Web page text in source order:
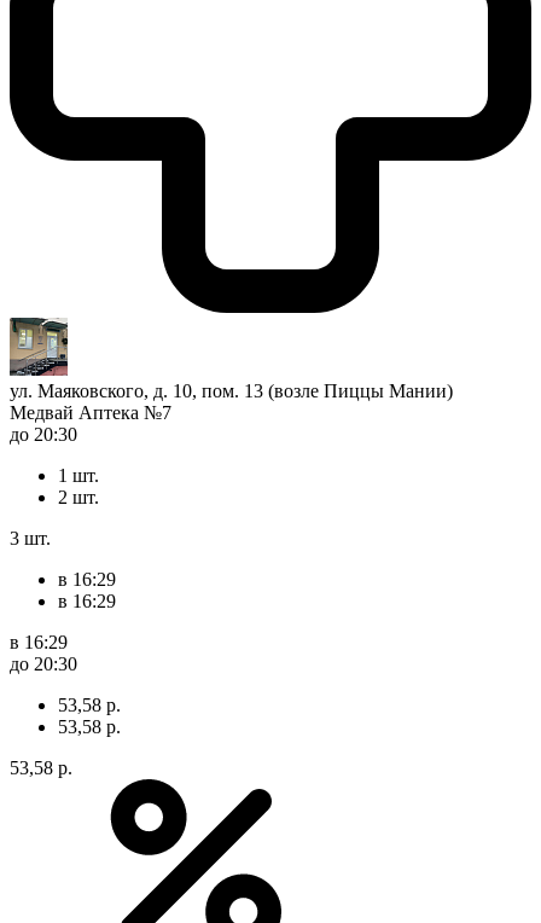
ул. Маяковского, д. 10, пом. 13 (возле Пиццы Мании)
Медвай Аптека №7
до 20:30
1 шт.
2 шт.
3 шт.
в 16:29
в 16:29
в 16:29
до 20:30
53,58 р.
53,58 р.
53,58 р.